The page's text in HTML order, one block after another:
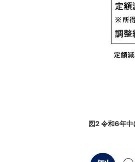
図2 令和6年中